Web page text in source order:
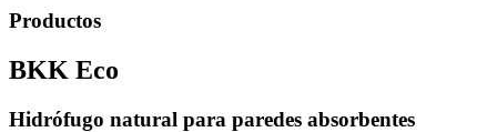
Productos
BKK Eco
Hidrófugo natural para paredes absorbentes